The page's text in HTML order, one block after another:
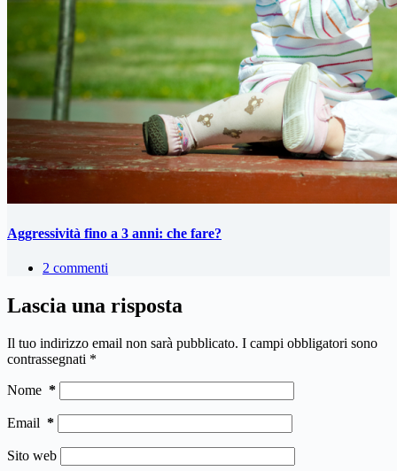
Aggressività fino a 3 anni: che fare?
2 commenti
Lascia una risposta
Il tuo indirizzo email non sarà pubblicato. I campi obbligatori sono
contrassegnati *
Nome *
Email *
Sito web